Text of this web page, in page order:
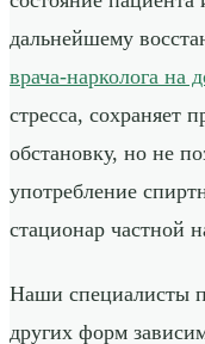
дальнейшему
врача-нарколога на
стресса,
обстановку, но не
употребление
стационар частной
Наши специалисты
других форм